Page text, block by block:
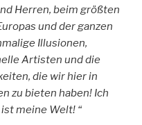
Herren, beim größten
und der ganzen
Illusionen,
Artisten und die
die wir hier in
zu bieten haben! Ich
meine Welt! “